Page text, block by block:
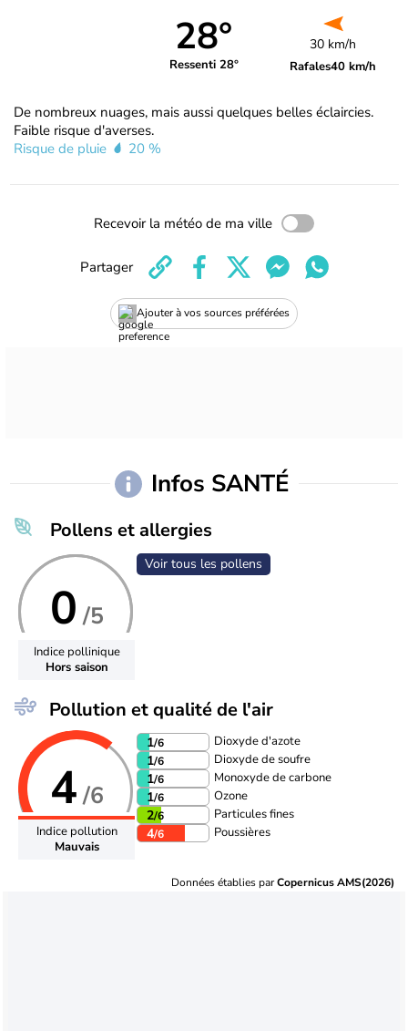
28°
Ressenti 28°
30 km/h
Rafales40 km/h
De nombreux nuages, mais aussi quelques belles éclaircies.
Faible risque d'averses.
Risque de pluie
20 %
Recevoir la météo de ma ville
Ajouter à vos sources préférées
Partager
Infos SANTÉ
Pollens et allergies
0 /5
Indice pollinique
Hors saison
Voir tous les pollens
Pollution et qualité de l'air
4/6
Indice pollution
Mauvais
1/6 Dioxyde d'azote
1/6 Dioxyde de soufre
1/6 Monoxyde de carbone
1/6 Ozone
2/6 Particules fines
4/6 Poussières
Données établies parCopernicus AMS(2026)